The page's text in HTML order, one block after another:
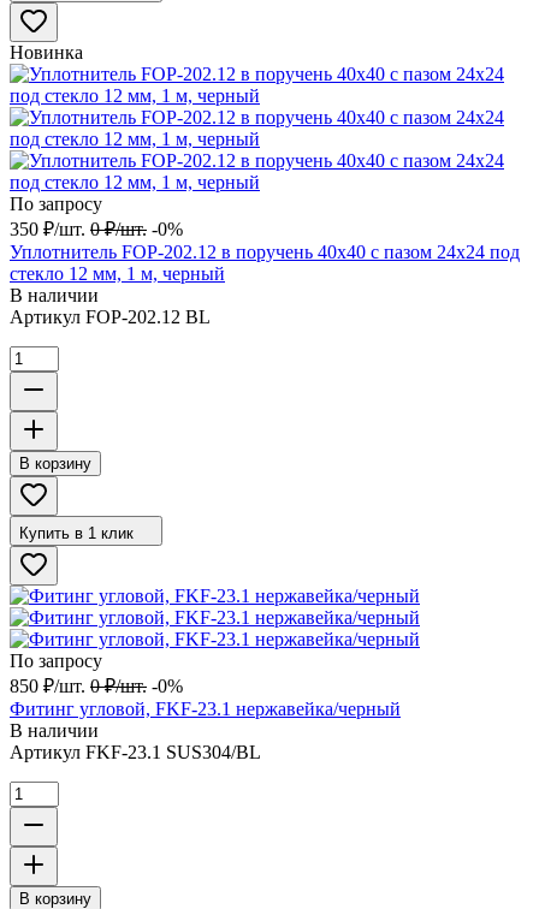
Новинка
По запросу
350 ₽/шт. 0 ₽/шт. -0%
Уплотнитель FOP-202.12 в поручень 40х40 с пазом 24х24 под
стекло 12 мм, 1 м, черный
В наличии
Артикул FOP-202.12 BL
В корзину
Купить в 1 клик
По запросу
850 ₽/шт. 0 ₽/шт. -0%
Фитинг угловой, FKF-23.1 нержавейка/черный
В наличии
Артикул FKF-23.1 SUS304/BL
В корзину